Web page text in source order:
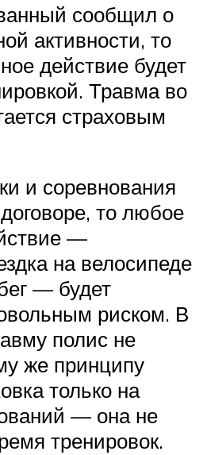
сообщил о
активности, то
действие будет
Травма во
страховым
и соревнования
то любое
—
на велосипеде
— будет
риском. В
полис не
же принципу
только на
— она не
тренировок.